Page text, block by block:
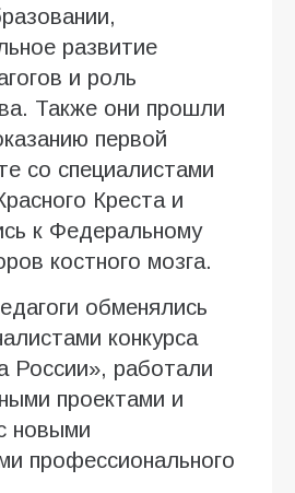
развитие
и роль
Также они прошли
первой
со специалистами
Креста и
к Федеральному
костного мозга.
обменялись
конкурса
России», работали
проектами и
новыми
профессионального